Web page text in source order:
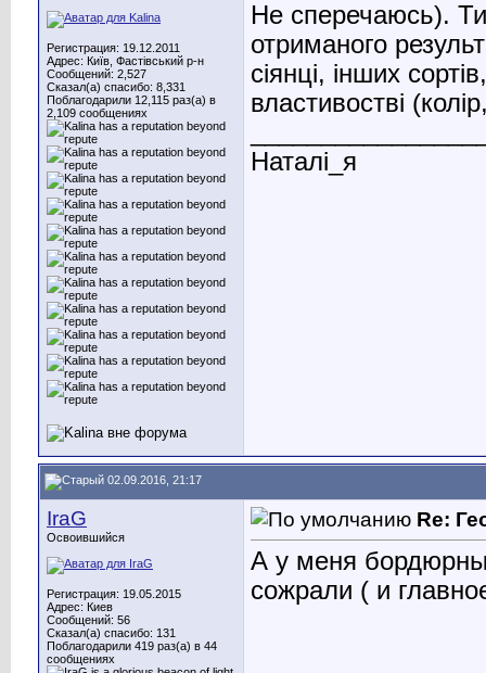
Регистрация: 19.12.2011
Адрес: Київ, Фастівський р-н
Сообщений: 2,527
Сказал(а) спасибо: 8,331
Поблагодарили 12,115 раз(а) в
2,109 сообщениях
Не сперечаюсь).
отриманого
сіянці, інших
властивостві
Наталі_я
02.09.2016, 21:17
IraG
Освоившийся
Регистрация: 19.05.2015
Адрес: Киев
Сообщений: 56
Сказал(а) спасибо: 131
Поблагодарили 419 раз(а) в 44
сообщениях
Re:
А у меня
сожрали ( и